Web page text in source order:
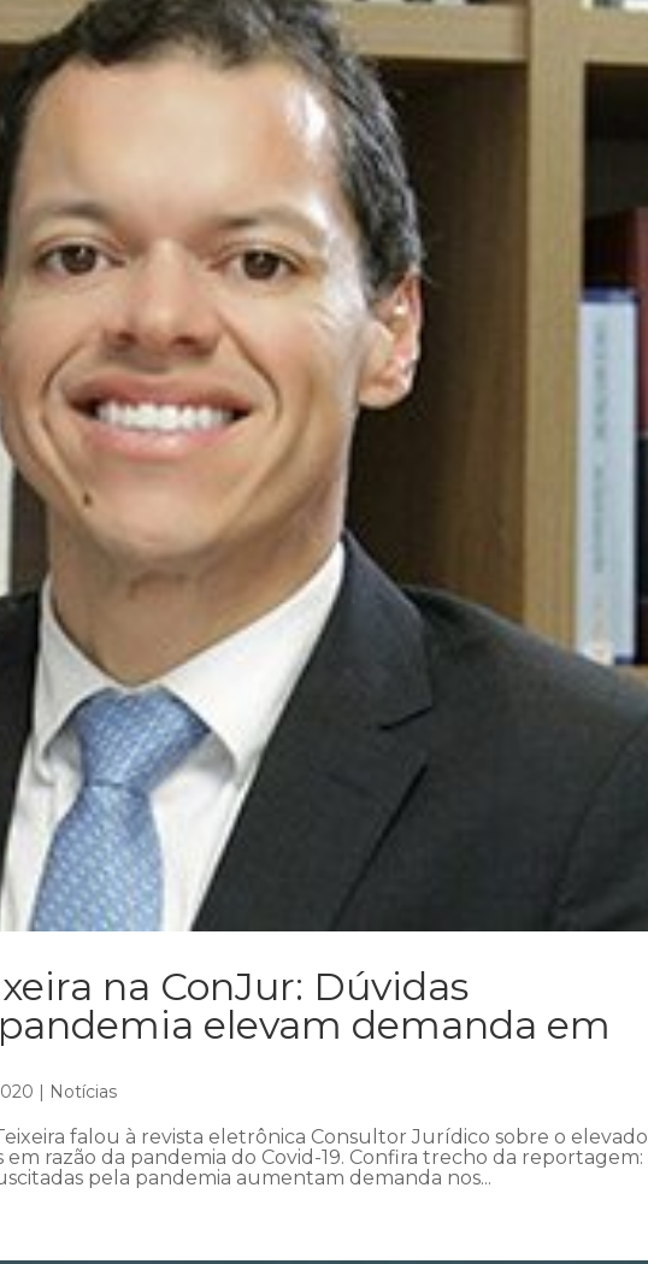
na ConJur: Dúvidas
elevam demanda em
| Notícias
falou à revista eletrônica Consultor Jurídico sobre o elevado
razão da pandemia do Covid-19. Confira trecho da reportagem:
pela pandemia aumentam demanda nos...